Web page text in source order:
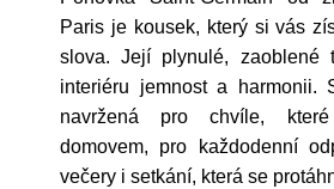
Paris je kousek, který si vás
slova. Její plynulé, zaoblené
interiéru jemnost a harmonii.
navržená pro chvíle,
domovem, pro každodenní
večery i setkání, která se